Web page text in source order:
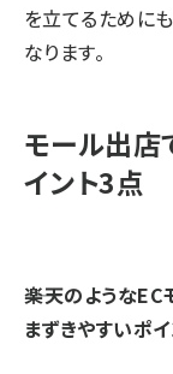
を立てるために
なります。
モール出店
イント3点
⸺楽天のような
まずきやすいポ